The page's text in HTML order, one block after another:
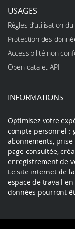
USAGES
Règles d’utilisation
Protection des
Accessibilité non
Open data et API
INFORMATIONS
Optimisez votre
compte personnel :
abonnements,
page consultée,
enregistrement de
Le site internet de
espace de travail
données pourront